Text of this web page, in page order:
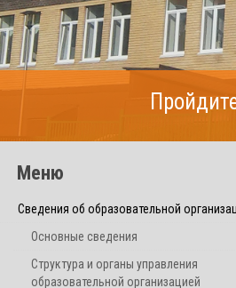
Меню
Сведения об образовательной
Основные сведения
Структура и органы управления
образовательной организацией